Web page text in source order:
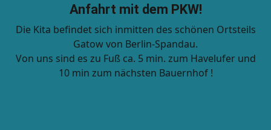
Anfahrt mit dem PKW!
Die Kita befindet sich inmitten des schönen Ortsteils
Gatow von Berlin-Spandau.
Von uns sind es zu Fuß ca. 5 min. zum Havelufer und
10 min zum nächsten Bauernhof !